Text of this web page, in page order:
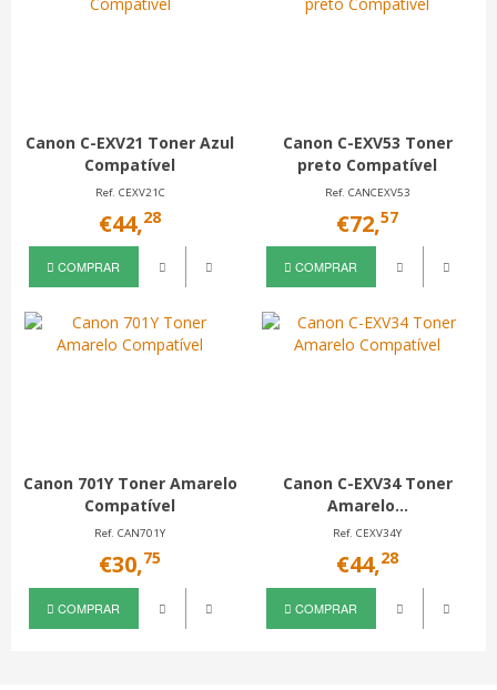
Canon C-EXV21 Toner Azul
Compatível
Ref. CEXV21C
€44,28
COMPRAR
Canon C-EXV53 Toner
preto Compatível
Ref. CANCEXV53
€72,57
COMPRAR
Canon 701Y Toner Amarelo
Compatível
Ref. CAN701Y
€30,75
COMPRAR
Canon C-EXV34 Toner
Amarelo...
Ref. CEXV34Y
€44,28
COMPRAR